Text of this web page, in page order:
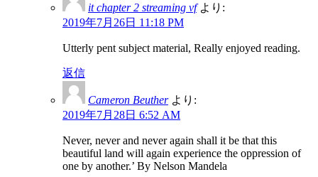
it chapter 2 streaming vf より:
2019年7月26日 11:18 PM
Utterly pent subject material, Really enjoyed reading.
返信
Cameron Beuther より:
2019年7月28日 6:52 AM
Never, never and never again shall it be that this
beautiful land will again experience the oppression of
one by another.’ By Nelson Mandela